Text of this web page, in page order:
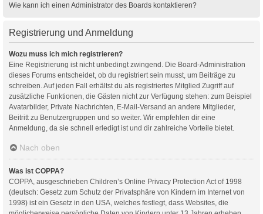
Wie kann ich einen Administrator des Boards kontaktieren?
Registrierung und Anmeldung
Wozu muss ich mich registrieren?
Eine Registrierung ist nicht unbedingt zwingend. Die Board-Administration
dieses Forums entscheidet, ob du registriert sein musst, um Beiträge zu
schreiben. Auf jeden Fall erhältst du als registriertes Mitglied Zugriff auf
zusätzliche Funktionen, die Gästen nicht zur Verfügung stehen: zum Beispiel
Avatarbilder, Private Nachrichten, E-Mail-Versand an andere Mitglieder,
Beitritt zu Benutzergruppen und so weiter. Wir empfehlen dir eine
Anmeldung, da sie schnell erledigt ist und dir zahlreiche Vorteile bietet.
Nach oben
Was ist COPPA?
COPPA, ausgeschrieben Children’s Online Privacy Protection Act of 1998
(deutsch: Gesetz zum Schutz der Privatsphäre von Kindern im Internet von
1998) ist ein Gesetz in den USA, welches festlegt, dass Websites, die